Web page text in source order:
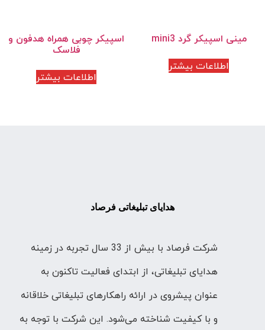
مینی اسپیکر گرد mini3
اطلاعات بیشتر
اسپیکر چوبی همراه هدفون و
فلاسک
اطلاعات بیشتر
هدایای تبلیغاتی فرصاد
شرکت فرصاد با بیش از 33 سال تجربه در زمینه
هدایای تبلیغاتی، از ابتدای فعالیت تاکنون به
عنوان پیشروی در ارائه راهکارهای تبلیغاتی خلاقانه
و با کیفیت شناخته می‌شود. این شرکت با توجه به